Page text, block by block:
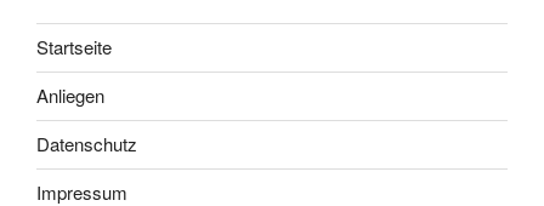
Startseite
Anliegen
Datenschutz
Impressum